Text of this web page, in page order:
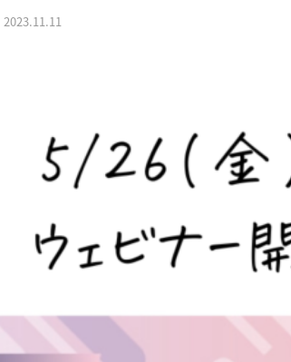
2023.11.11